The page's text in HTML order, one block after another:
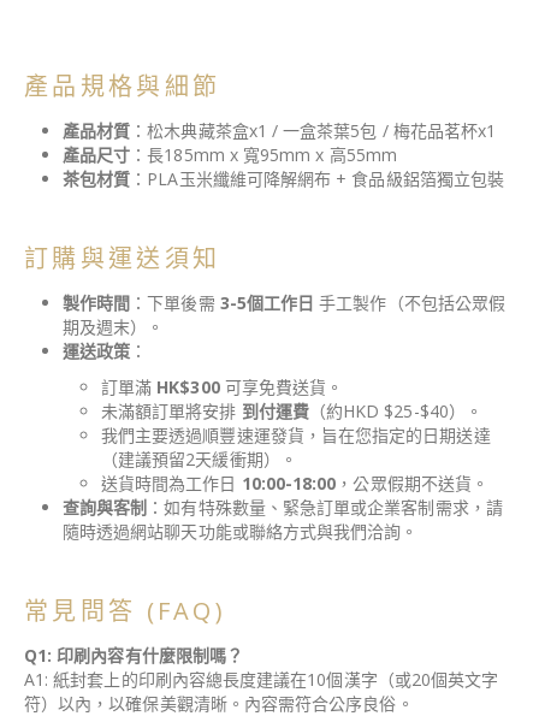
產品規格與細節
產品材質 ：松木典藏茶盒x1 / 一盒茶葉5包 / 梅花品茗杯x1
產品尺寸 ：長185mm x 寬95mm x 高55mm
茶包材質 ：PLA玉米纖維可降解網布 + 食品級鋁箔獨立包裝
訂購與運送須知
製作時間 ：下單後需 3-5個工作日 手工製作（不包括公眾假
期及週末）。
運送政策 ：
訂單滿 HK$300可享免費送貨。
未滿額訂單將安排 到付運費（約HKD $25-$40）。
我們主要透過順豐速運發貨，旨在您指定的日期送達
（建議預留2天緩衝期）。
送貨時間為工作日 10:00-18:00 ，公眾假期不送貨。
查詢與客制 ：如有特殊數量、緊急訂單或企業客制需求，請
隨時透過網站聊天功能或聯絡方式與我們洽詢。
常見問答 (FAQ)
Q1: 印刷內容有什麼限制嗎？
A1: 紙封套上的印刷內容總長度建議在10個漢字（或20個英文字
符）以內，以確保美觀清晰。內容需符合公序良俗。